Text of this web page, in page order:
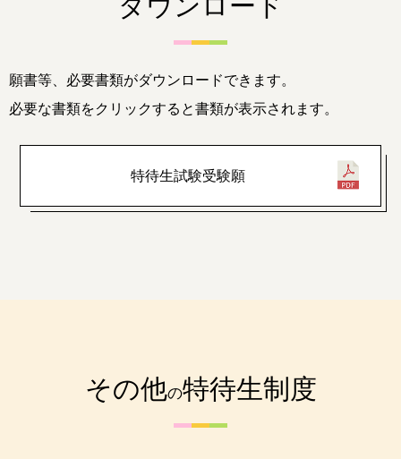
ダウンロード
願書等、必要書類がダウンロードできます。
必要な書類をクリックすると書類が表示されます。
特待生試験受験願
その他の特待生制度